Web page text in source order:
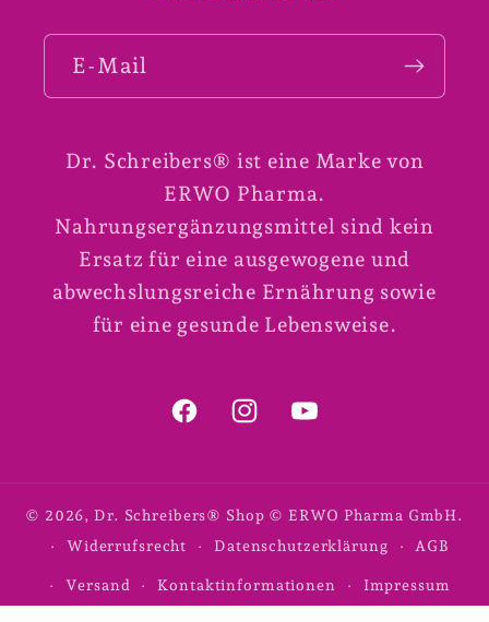
E-Mail
Dr. Schreibers® ist eine Marke von
ERWO Pharma.
Nahrungsergänzungsmittel sind kein
Ersatz für eine ausgewogene und
abwechslungsreiche Ernährung sowie
für eine gesunde Lebensweise.
FacebookInstagramYouTube
© 2026, Dr. Schreibers® Shop © ERWO Pharma GmbH.
Widerrufsrecht
Datenschutzerklärung AGB
Versand Kontaktinformationen Impressum